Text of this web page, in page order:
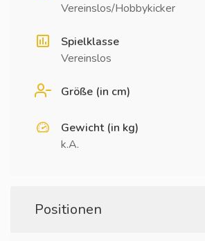
Vereinslos/Hobbykicker
Spielklasse
Vereinslos
Größe (in cm)
Gewicht (in kg)
k.A.
Positionen